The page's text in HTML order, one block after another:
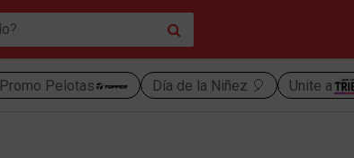
Promo Pelotas Día de la Niñez 🎈 Unite a